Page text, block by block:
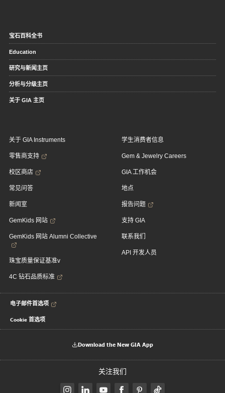
宝石百科全书
Education
研究与新闻主页
分析与分级主页
关于 GIA 主页
关于 GIA Instruments
零售商支持
校区商店
常见问答
新闻室
GemKids 网站
GemKids 网站 Alumni Collective
珠宝质量保证基准v
4C 钻石品质标准
学生消费者信息
Gem & Jewelry Careers
GIA 工作机会
地点
报告问题
支持 GIA
联系我们
API 开发人员
电子邮件首选项
Cookie 首选项
Download the New GIA App
关注我们